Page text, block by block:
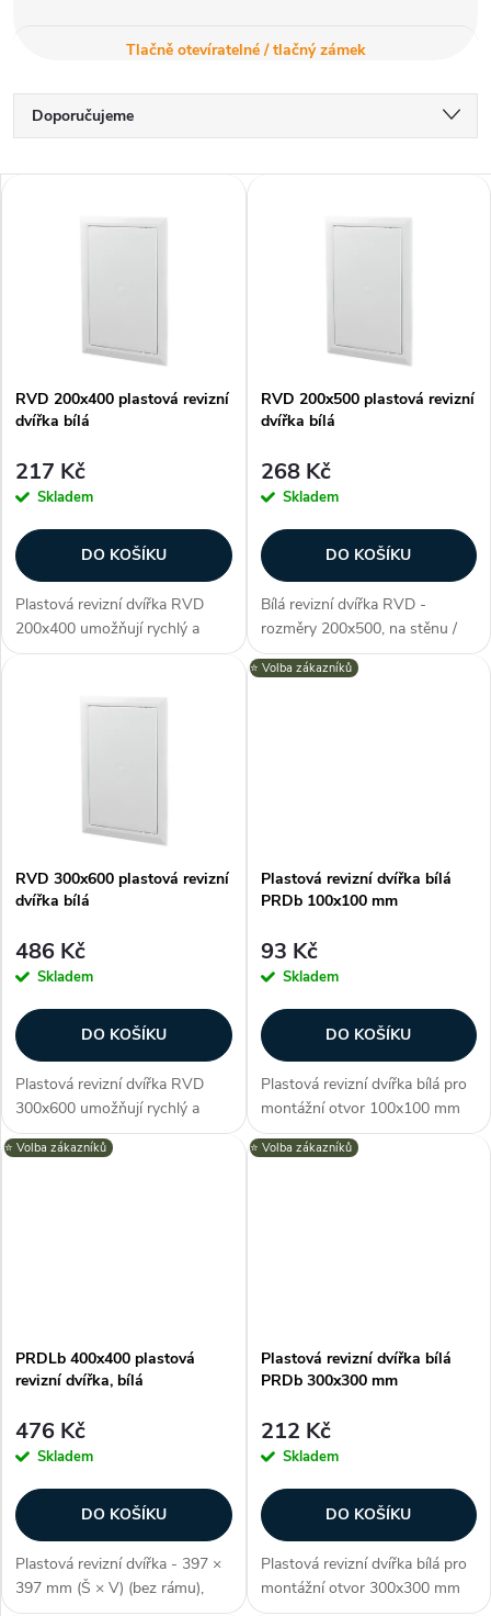
Tlačně otevíratelné / tlačný zámek
Ř
a
í
p
r
o
d
u
Doporučujeme
s
p
r
o
d
ů
RVD 200x400 plastová revizní
dvířka bílá
217 Kč
Skladem
DO KOŠÍKU
Plastová revizní dvířka RVD
200x400 umožňují rychlý a
pohodlný přístup k ukrytým
bytového jádra ke stupačce
RVD 200x500 plastová revizní
dvířka bílá
268 Kč
Skladem
DO KOŠÍKU
Bílá revizní dvířka RVD -
rozměry 200x500, na stěnu /
do obkladu, ABS plast,
jednoduchá montáž (šrouby či
RVD 300x600 plastová revizní
dvířka bílá
486 Kč
Skladem
DO KOŠÍKU
Plastová revizní dvířka RVD
300x600 umožňují rychlý a
pohodlný přístup k ukrytým
zařízením jako např. přístup do
⭐️ Volba zákazníků
Plastová revizní dvířka bílá
PRDb 100x100 mm
93 Kč
Skladem
DO KOŠÍKU
Plastová revizní dvířka bílá pro
montážní otvor 100x100 mm
nabízí snadný a elegantní
přístup k skrytým instalacím za
⭐️ Volba zákazníků
PRDLb 400x400 plastová
revizní dvířka, bílá
476 Kč
Skladem
DO KOŠÍKU
Plastová revizní dvířka - 397 ×
397 mm (Š × V) (bez rámu),
⭐️ Volba zákazníků
Plastová revizní dvířka bílá
PRDb 300x300 mm
212 Kč
Skladem
DO KOŠÍKU
Plastová revizní dvířka bílá pro
montážní otvor 300x300 mm